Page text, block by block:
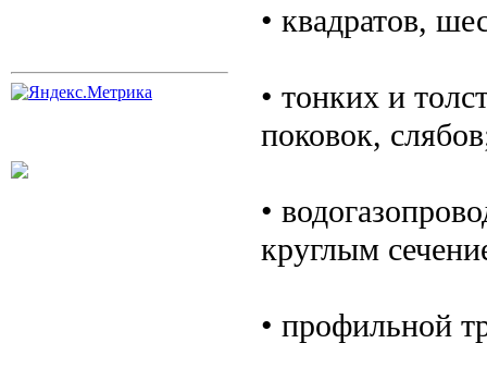
• квадратов,
• тонких и
поковок,
•
круглым
• профильной